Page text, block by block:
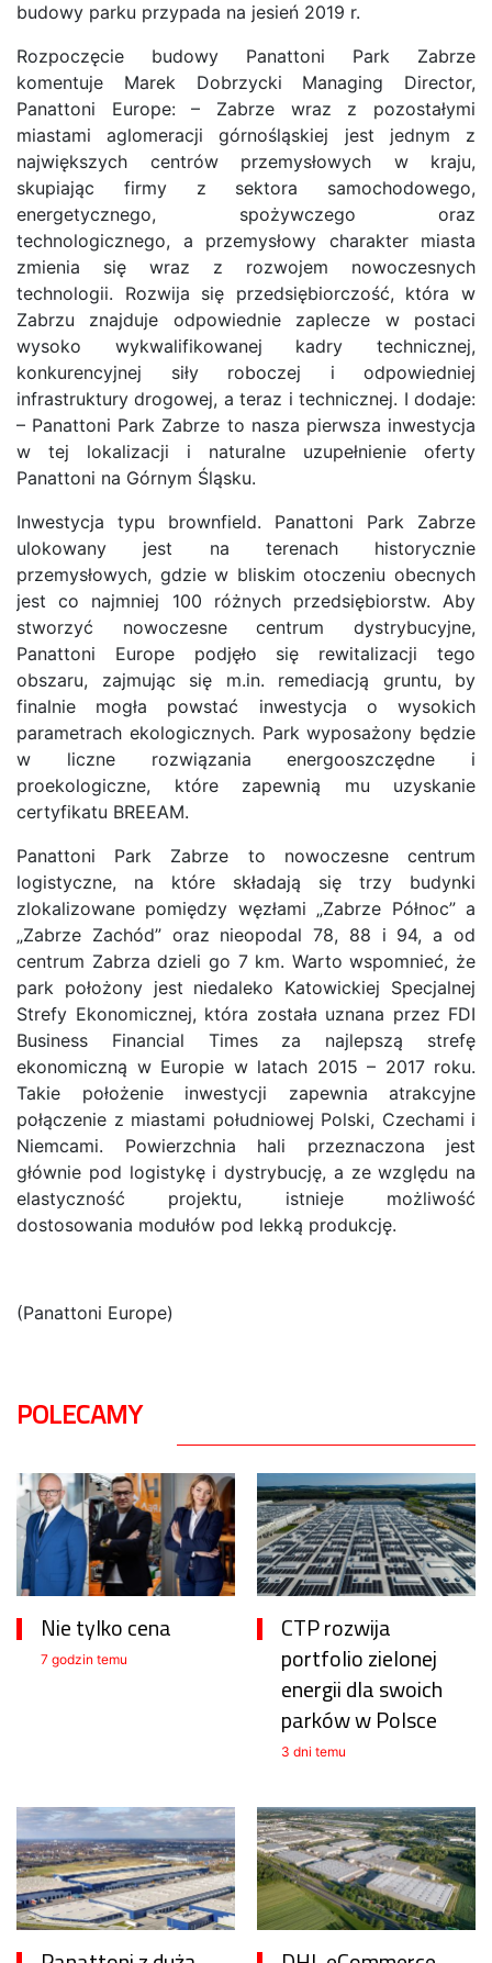
budowy parku przypada na jesień 2019 r.
Rozpoczęcie budowy Panattoni Park Zabrze
komentuje Marek Dobrzycki Managing Director,
Panattoni Europe: – Zabrze wraz z pozostałymi
miastami aglomeracji górnośląskiej jest jednym z
największych centrów przemysłowych w kraju,
skupiając firmy z sektora samochodowego,
energetycznego, spożywczego oraz
technologicznego, a przemysłowy charakter miasta
zmienia się wraz z rozwojem nowoczesnych
technologii. Rozwija się przedsiębiorczość, która w
Zabrzu znajduje odpowiednie zaplecze w postaci
wysoko wykwalifikowanej kadry technicznej,
konkurencyjnej siły roboczej i odpowiedniej
infrastruktury drogowej, a teraz i technicznej. I dodaje:
– Panattoni Park Zabrze to nasza pierwsza inwestycja
w tej lokalizacji i naturalne uzupełnienie oferty
Panattoni na Górnym Śląsku.
Inwestycja typu brownfield. Panattoni Park Zabrze
ulokowany jest na terenach historycznie
przemysłowych, gdzie w bliskim otoczeniu obecnych
jest co najmniej 100 różnych przedsiębiorstw. Aby
stworzyć nowoczesne centrum dystrybucyjne,
Panattoni Europe podjęło się rewitalizacji tego
obszaru, zajmując się m.in. remediacją gruntu, by
finalnie mogła powstać inwestycja o wysokich
parametrach ekologicznych. Park wyposażony będzie
w liczne rozwiązania energooszczędne i
proekologiczne, które zapewnią mu uzyskanie
certyfikatu BREEAM.
Panattoni Park Zabrze to nowoczesne centrum
logistyczne, na które składają się trzy budynki
zlokalizowane pomiędzy węzłami „Zabrze Północ” a
„Zabrze Zachód” oraz nieopodal 78, 88 i 94, a od
centrum Zabrza dzieli go 7 km. Warto wspomnieć, że
park położony jest niedaleko Katowickiej Specjalnej
Strefy Ekonomicznej, która została uznana przez FDI
Business Financial Times za najlepszą strefę
ekonomiczną w Europie w latach 2015 – 2017 roku.
Takie położenie inwestycji zapewnia atrakcyjne
połączenie z miastami południowej Polski, Czechami i
Niemcami. Powierzchnia hali przeznaczona jest
głównie pod logistykę i dystrybucję, a ze względu na
elastyczność projektu, istnieje możliwość
dostosowania modułów pod lekką produkcję.
(Panattoni Europe)
POLECAMY
Nie tylko cena
7 godzin temu
CTP rozwija
portfolio zielonej
energii dla swoich
parków w Polsce
3 dni temu